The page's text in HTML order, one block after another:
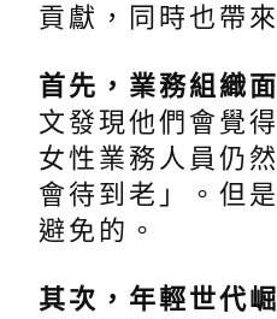
貢獻，同時也帶
首先，業務組織
文發現他們會覺
女性業務人員仍
會待到老」。但
避免的。
其次，年輕世代